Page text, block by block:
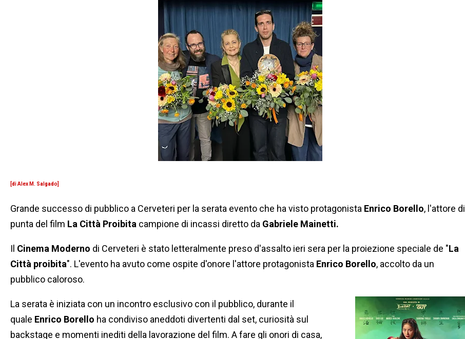
[di Alex M. Salgado]
Grande successo di pubblico a Cerveteri per la serata evento che ha visto protagonista Enrico Borello, l'attore di
punta del film La Città Proibita campione di incassi diretto da Gabriele Mainetti.
Il Cinema Moderno di Cerveteri è stato letteralmente preso d'assalto ieri sera per la proiezione speciale de "La
Città proibita". L'evento ha avuto come ospite d'onore l'attore protagonista Enrico Borello, accolto da un
pubblico caloroso.
La serata è iniziata con un incontro esclusivo con il pubblico, durante il
quale Enrico Borello ha condiviso aneddoti divertenti dal set, curiosità sul
backstage e momenti inediti della lavorazione del film. A fare gli onori di casa,